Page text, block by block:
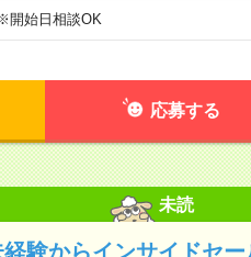
始日相談OK
応募する
未読
験からインサイドセ